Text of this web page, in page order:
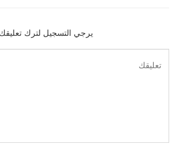
يرجي التسجيل لترك تعليقك